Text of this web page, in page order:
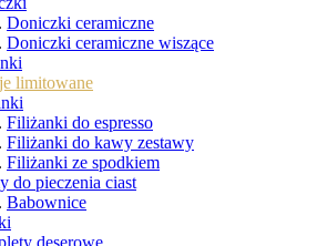
Doniczki ceramiczne
Doniczki ceramiczne wiszące
limitowane
Filiżanki do espresso
Filiżanki do kawy zestawy
Filiżanki ze spodkiem
do pieczenia ciast
Babownice
deserowe